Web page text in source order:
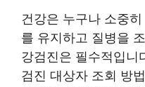
건강은 누구나 소중
를 유지하고 질병을
강검진은 필수적입니
검진 대상자 조회 방